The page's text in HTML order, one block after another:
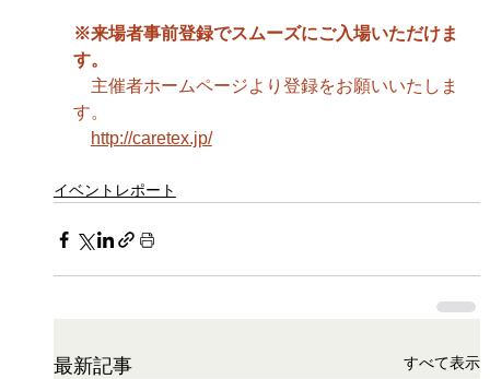
※来場者事前登録でスムーズにご入場いただけま
す。
主催者ホームページより登録をお願いいたしま
す。
http://caretex.jp/
イベントレポート
最新記事 すべて表示